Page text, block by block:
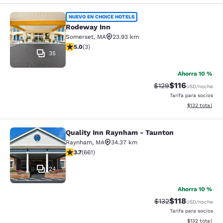
Rodeway Inn
35
NUEVO EN CHOICE HOTELS
Rodeway Inn
Somerset, MA
23.93 km
calificación de 5 estrellas. Excepcional. 3 reseñas
5.0(3)
Ahorra 10 %
Precio tachado:
$129Precio con
$116USD/noche
Tarifa para socios
Ver detalles
$132 total
Quality Inn Raynham - Taunton
24
Quality Inn Raynham - Taunton
Raynham, MA
34.37 km
calificación de 3.66 estrellas. Bueno. 661 reseñas
3.7(661)
Ahorra 10 %
Precio tachado:
$132Precio con
$118USD/noche
Tarifa para socios
Ver detalles
$132 total